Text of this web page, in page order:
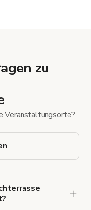
zu
Veranstaltungsorte?